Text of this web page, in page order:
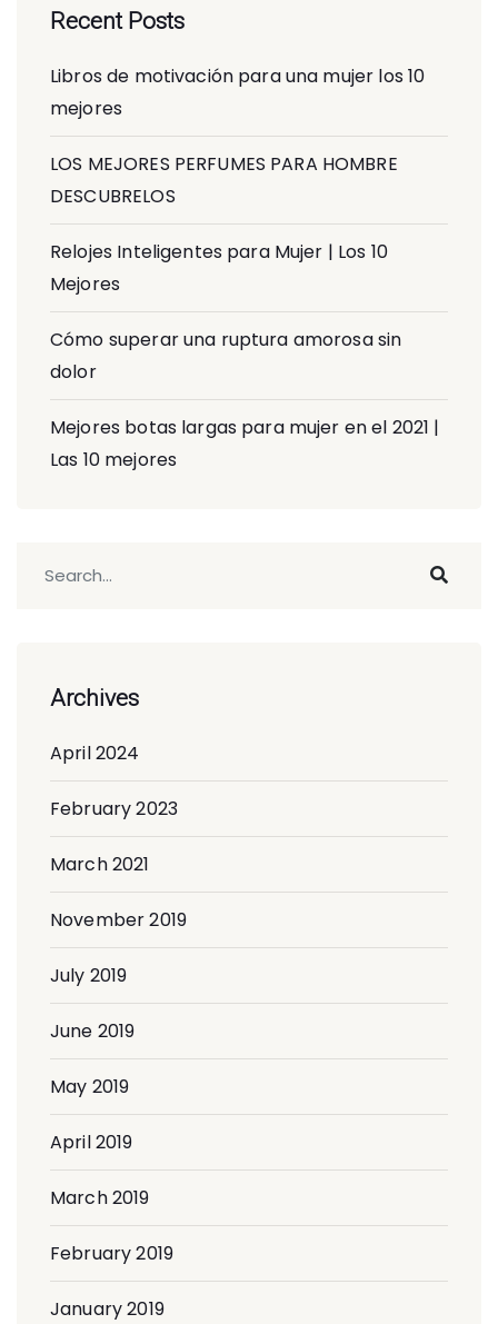
Recent Posts
Libros de motivación para una mujer los 10
mejores
LOS MEJORES PERFUMES PARA HOMBRE
DESCUBRELOS
Relojes Inteligentes para Mujer | Los 10
Mejores
Cómo superar una ruptura amorosa sin
dolor
Mejores botas largas para mujer en el 2021 |
Las 10 mejores
Archives
April 2024
February 2023
March 2021
November 2019
July 2019
June 2019
May 2019
April 2019
March 2019
February 2019
January 2019